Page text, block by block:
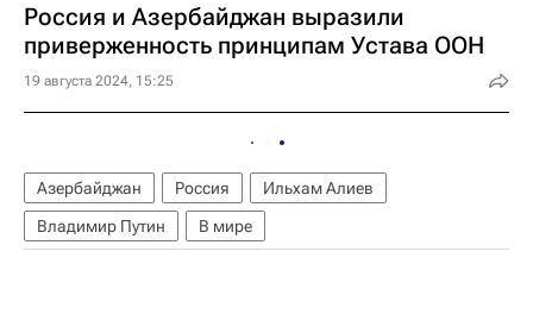
Россия и Азербайджан выразили
приверженность принципам Устава ООН
19 августа 2024, 15:25
Азербайджан Россия
Ильхам Алиев
Владимир Путин
В мире